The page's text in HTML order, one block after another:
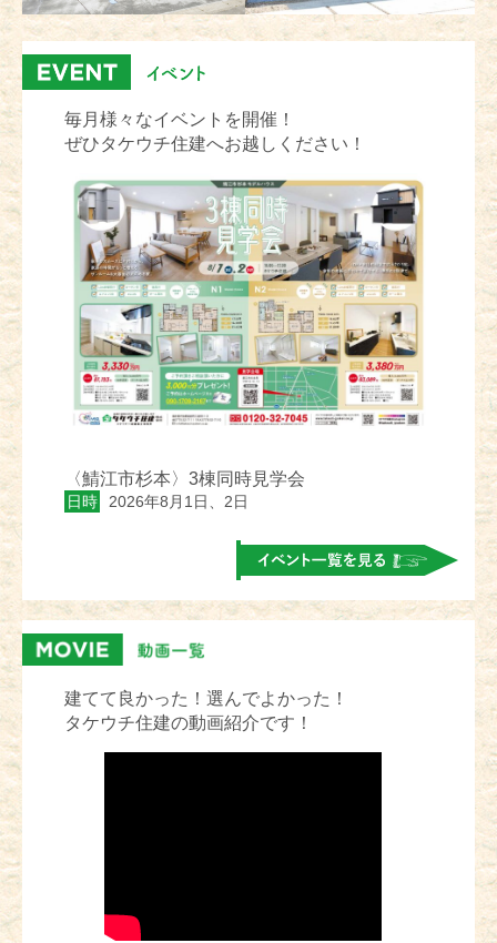
毎月様々なイベントを開催！
ぜひタケウチ住建へお越しください！
〈鯖江市杉本〉3棟同時見学会
日時 2026年8月1日、2日
建てて良かった！選んでよかった！
タケウチ住建の動画紹介です！